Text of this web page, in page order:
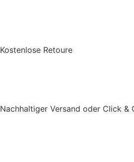
Kostenlose Retoure
Nachhaltiger Versand oder Click &